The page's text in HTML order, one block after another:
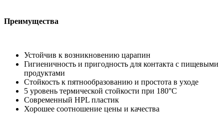
Преимущества
Устойчив к возникновению царапин
Гигиеничность и пригодность для контакта с пищевыми
продуктами
Стойкость к пятнообразованию и простота в уходе
5 уровень термической стойкости при 180°С
Современный HPL пластик
Хорошее соотношение цены и качества